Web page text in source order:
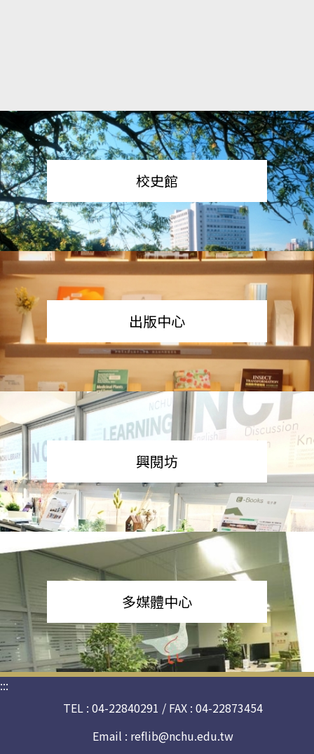
校史館
出版中心
興閱坊
多媒體中心
:::
TEL : 04-22840291 / FAX : 04-22873454
Email : reflib@nchu.edu.tw